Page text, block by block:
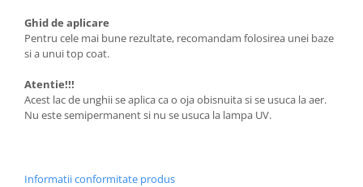
Ghid de aplicare
Pentru cele mai bune rezultate, recomandam folosirea unei baze
si a unui top coat.
Atentie!!!
Acest lac de unghii se aplica ca o oja obisnuita si se usuca la aer.
Nu este semipermanent si nu se usuca la lampa UV.
Informatii conformitate produs